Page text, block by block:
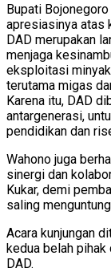
Bupati
apresiasinya atas
DAD merupakan
menjaga
eksploitasi
terutama migas
Karena itu, DAD
antargenerasi,
pendidikan dan
Wahono juga
sinergi dan
Kukar, demi
saling
Acara kunjungan
kedua belah
DAD.